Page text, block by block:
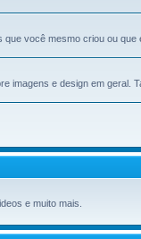
que você mesmo criou ou que
imagens e design em geral.
e muito mais.